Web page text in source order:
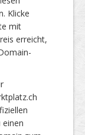
Klicke
mit
erreicht,
einen